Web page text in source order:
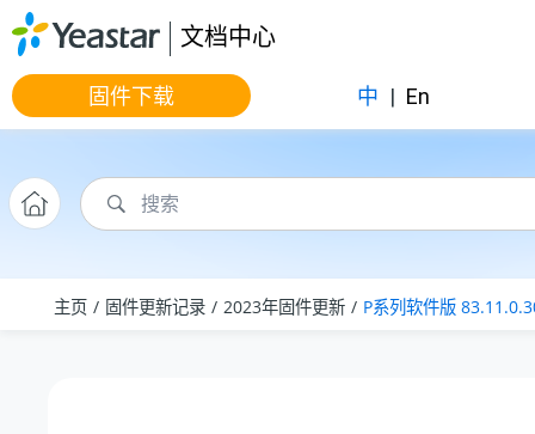
跳转到主要内容
文档中心
固件下载 中 | En
主页 固件更新记录 2023年固件更新 P系列软件版